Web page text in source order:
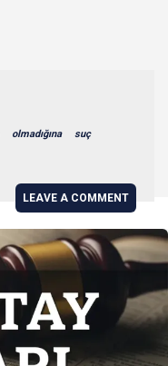
olmadığına suç
LEAVE A COMMENT